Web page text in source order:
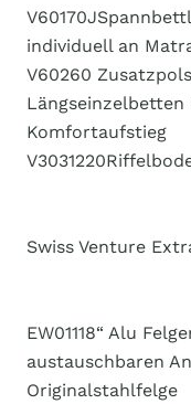
individuell an
V60260
Komfortaufstieg
Swiss Venture
EW011​18“ Alu
austauschbaren
Originalstahlfelge